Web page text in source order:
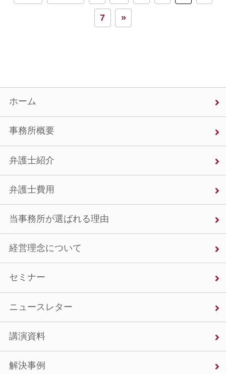
7 »
ホーム
事務所概要
弁護士紹介
弁護士費用
当事務所が選ばれる理由
経営理念について
セミナー
ニュースレター
講演資料
解決事例